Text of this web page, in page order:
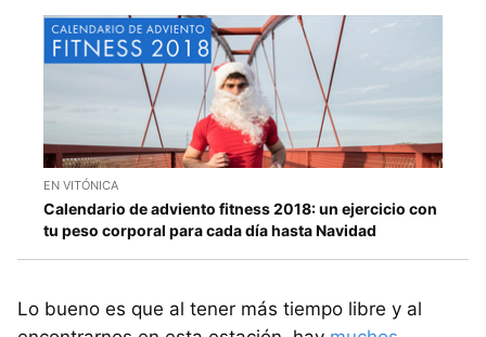
EN VITÓNICA
Calendario de adviento fitness 2018: un ejercicio con
tu peso corporal para cada día hasta Navidad
Lo bueno es que al tener más tiempo libre y al